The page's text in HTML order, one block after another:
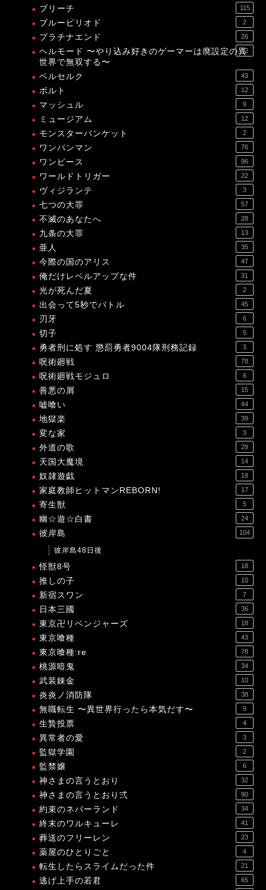
ブリーチ 115
ブルーピリオド 2
プラチナエンド 26
ヘルモード 〜やり込み好きのゲーマーは廃設定の異
世界で無双する〜
12
ベルセルク 43
ボルト 12
マッシュル 9
ミュージアム 12
モンスターバンケット 2
ワンパンマン 76
ワンピース 96
ワールドトリガー 22
ヴィジランテ 3
七つの大罪 57
不滅のあなたへ 28
九条の大罪 13
亜人 35
今際の国のアリス 47
俺だけレベルアップな件 31
光が死んだ夏 2
出会って5秒でバトル 45
刃牙 6
切子 5
勇者刑に処す 懲罰勇者9004隊刑務記録 3
呪術廻戦 78
呪術廻戦モジュロ 6
善悪の屑 15
嘘喰い 44
地獄楽 39
変な家 3
外道の歌 29
天国大魔境 14
奴隷遊戯 18
家庭教師ヒットマンREBORN! 17
寄生獣 5
幽☆遊☆白書 24
彼岸島 104
彼岸島48日後
怪獣8号 18
推しの子 10
新宿スワン 7
日本三國 36
東京卍リベンジャーズ 18
東京喰種 43
東京喰種:re 78
桃源暗鬼 34
武装錬金 10
炎炎ノ消防隊 38
無職転生 〜異世界行ったら本気だす〜 9
生贄投票 4
異常者の愛 3
監獄学園 2
監禁嬢 6
神さまの言うとおり 32
神さまの言うとおり弍 90
約束のネバーランド 34
終末のワルキューレ 41
葬送のフリーレン 23
薬屋のひとりごと 4
転生したらスライムだった件 21
逃げ上手の若君 65